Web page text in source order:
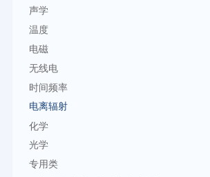
声学
温度
电磁
无线电
时间频率
电离辐射
化学
光学
专用类